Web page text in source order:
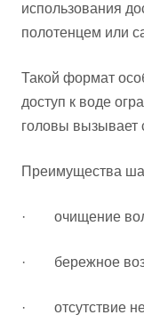
использования
полотенцем или
Такой формат
доступ к воде
головы вызывает
Преимущества
· очищение
· бережное
· отсутствие